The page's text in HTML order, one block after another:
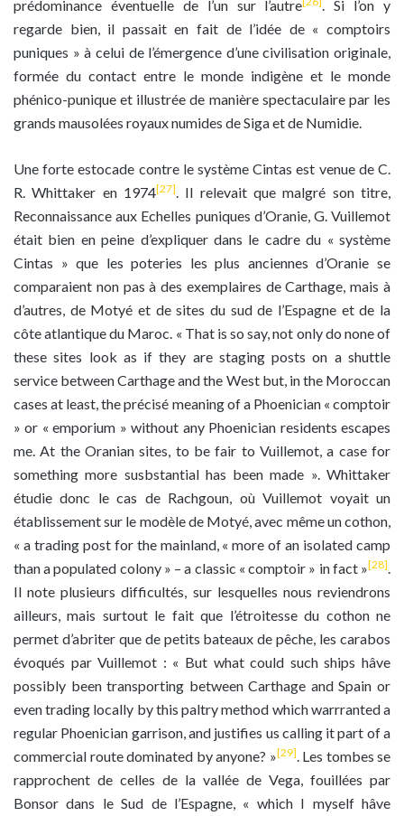
prédominance éventuelle de l’un sur l’autre
. Si l’on y
regarde bien, il passait en fait de l’idée de « comptoirs
puniques » à celui de l’émergence d’une civilisation originale,
formée du contact entre le monde indigène et le monde
phénico-punique et illustrée de manière spectaculaire par les
grands mausolées royaux numides de Siga et de Numidie.
Une forte estocade contre le système Cintas est venue de C.
R. Whittaker en 1974[27]. Il relevait que malgré son titre,
Reconnaissance aux Echelles puniques d’Oranie, G. Vuillemot
était bien en peine d’expliquer dans le cadre du « système
Cintas » que les poteries les plus anciennes d’Oranie se
comparaient non pas à des exemplaires de Carthage, mais à
d’autres, de Motyé et de sites du sud de l’Espagne et de la
côte atlantique du Maroc. « That is so say, not only do none of
these sites look as if they are staging posts on a shuttle
service between Carthage and the West but, in the Moroccan
cases at least, the précisé meaning of a Phoenician « comptoir
» or « emporium » without any Phoenician residents escapes
me. At the Oranian sites, to be fair to Vuillemot, a case for
something more susbstantial has been made ». Whittaker
étudie donc le cas de Rachgoun, où Vuillemot voyait un
établissement sur le modèle de Motyé, avec même un cothon,
« a trading post for the mainland, « more of an isolated camp
than a populated colony » – a classic « comptoir » in fact »[28].
Il note plusieurs difficultés, sur lesquelles nous reviendrons
ailleurs, mais surtout le fait que l’étroitesse du cothon ne
permet d’abriter que de petits bateaux de pêche, les carabos
évoqués par Vuillemot : « But what could such ships hâve
possibly been transporting between Carthage and Spain or
even trading locally by this paltry method which warrranted a
regular Phoenician garrison, and justifies us calling it part of a
commercial route dominated by anyone? »[29]. Les tombes se
rapprochent de celles de la vallée de Vega, fouillées par
Bonsor dans le Sud de l’Espagne, « which I myself hâve